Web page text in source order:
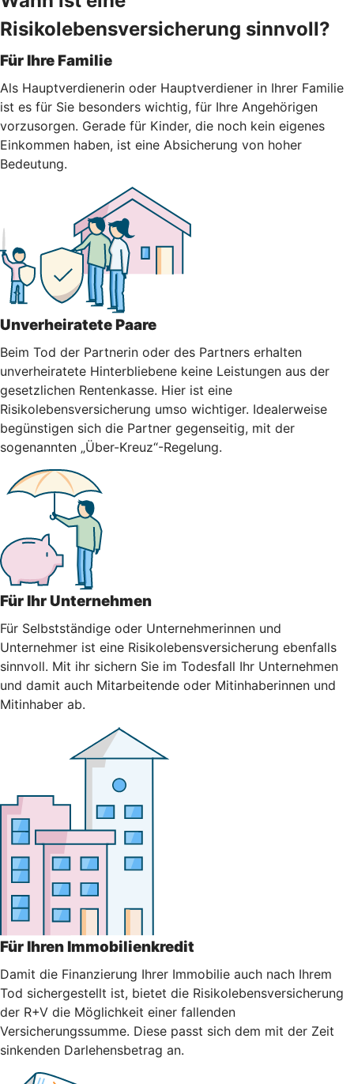
Risikolebensversicherung sinnvoll?
Für Ihre Familie
Als Hauptverdienerin oder Hauptverdiener in Ihrer Familie
ist es für Sie besonders wichtig, für Ihre Angehörigen
vorzusorgen. Gerade für Kinder, die noch kein eigenes
Einkommen haben, ist eine Absicherung von hoher
Bedeutung.
Unverheiratete Paare
Beim Tod der Partnerin oder des Partners erhalten
unverheiratete Hinterbliebene keine Leistungen aus der
gesetzlichen Rentenkasse. Hier ist eine
Risikolebensversicherung umso wichtiger. Idealerweise
begünstigen sich die Partner gegenseitig, mit der
sogenannten „Über-Kreuz“-Regelung.
Für Ihr Unternehmen
Für Selbstständige oder Unternehmerinnen und
Unternehmer ist eine Risikolebensversicherung ebenfalls
sinnvoll. Mit ihr sichern Sie im Todesfall Ihr Unternehmen
und damit auch Mitarbeitende oder Mitinhaberinnen und
Mitinhaber ab.
Für Ihren Immobilienkredit
Damit die Finanzierung Ihrer Immobilie auch nach Ihrem
Tod sichergestellt ist, bietet die Risikolebensversicherung
der R+V die Möglichkeit einer fallenden
Versicherungssumme. Diese passt sich dem mit der Zeit
sinkenden Darlehensbetrag an.